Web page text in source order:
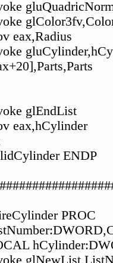
eax,Radius
glEndList
eax,hCylinder
ENDP
PROC